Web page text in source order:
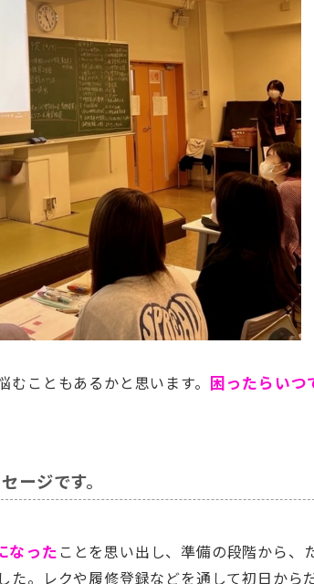
こともあるかと思います。 困ったらいつ
ージです。
なった ことを思い出し、準備の段階から、
。レクや履修登録などを通して初日から